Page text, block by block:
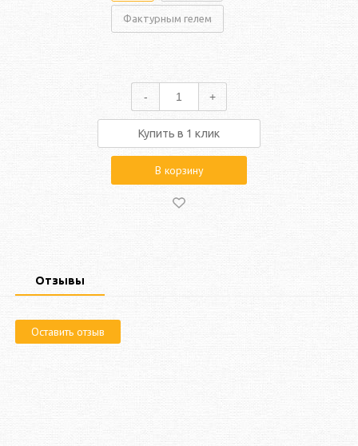
Фактурным гелем
- +
Купить в 1 клик
В корзину
Отзывы
Оставить отзыв